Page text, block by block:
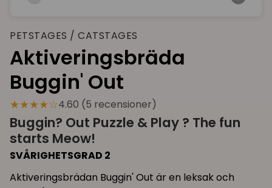
PETSTAGES / CATSTAGES
Aktiveringsbräda
Buggin' Out
★★★★☆4.60 (5 recensioner)
Buggin? Out Puzzle & Play ? The fun
starts Meow!
SVÅRIGHETSGRAD 2
Aktiveringsbrädan Buggin' Out är en leksak och